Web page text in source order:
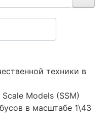
техники в
Models (SSM)
в масштабе 1\43